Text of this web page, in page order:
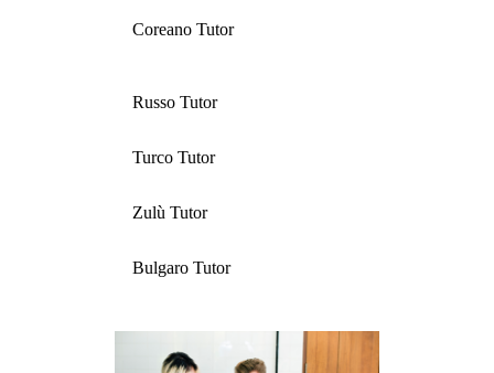
Coreano Tutor
Russo Tutor
Turco Tutor
Zulù Tutor
Bulgaro Tutor